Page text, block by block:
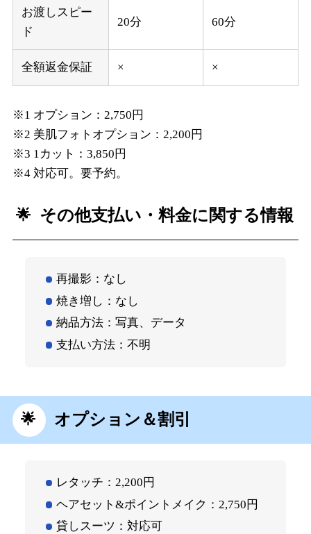
お渡しスピー
ド
20分 60分
全額返金保証 × ×
※1 オプション：2,750円
※2 美肌フォトオプション：2,200円
※3 1カット：3,850円
※4 対応可。要予約。
その他支払い・料金に関する情報
再撮影：なし
焼き増し：なし
納品方法：写真、データ
支払い方法：不明
オプション＆割引
レタッチ：2,200円
ヘアセット&ポイントメイク：2,750円
貸しスーツ：対応可